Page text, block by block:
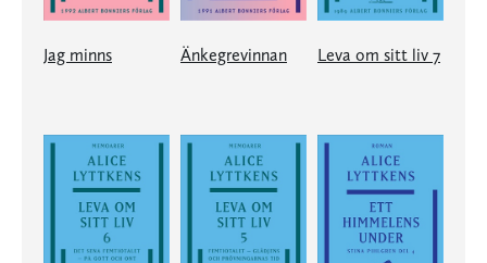
Jag minns Änkegrevinnan Leva om sitt liv 7